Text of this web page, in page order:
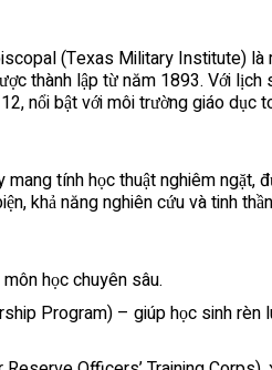
(Texas Military Institute)
thành lập từ năm 1893. Với
nổi bật với môi trường giáo dục
tính học thuật nghiêm ngặt,
khả năng nghiên cứu và tinh
học chuyên sâu.
Program) – giúp học sinh rèn